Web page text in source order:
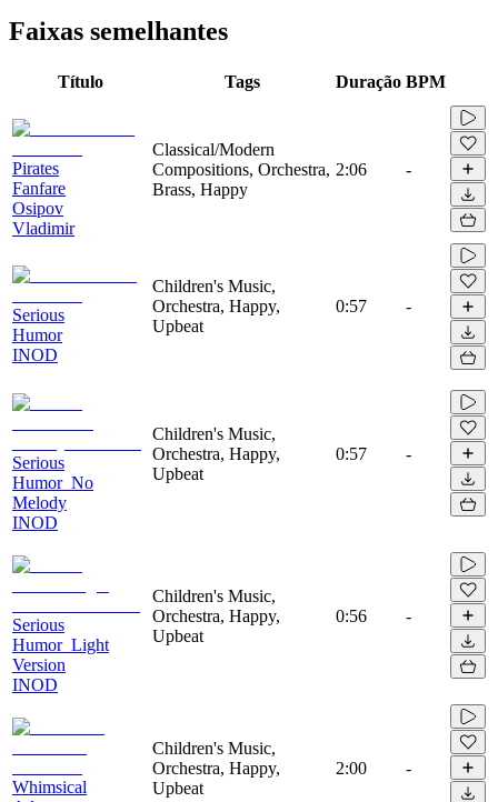
Faixas semelhantes
Título Tags Duração BPM
Pirates
Fanfare
Osipov
Vladimir
Classical/Modern
Compositions, Orchestra,
Brass, Happy
2:06 -
Serious
Humor
INOD
Children's Music,
Orchestra, Happy,
Upbeat
0:57 -
Serious
Humor_No
Melody
INOD
Children's Music,
Orchestra, Happy,
Upbeat
0:57 -
Serious
Humor_Light
Version
INOD
Children's Music,
Orchestra, Happy,
Upbeat
0:56 -
Whimsical
Children's Music,
Orchestra, Happy,
Upbeat
2:00 -